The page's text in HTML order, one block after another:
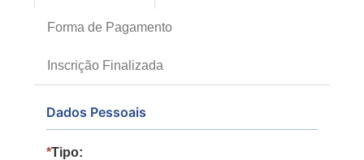
Forma de Pagamento
Inscrição Finalizada
Dados Pessoais
*Tipo: